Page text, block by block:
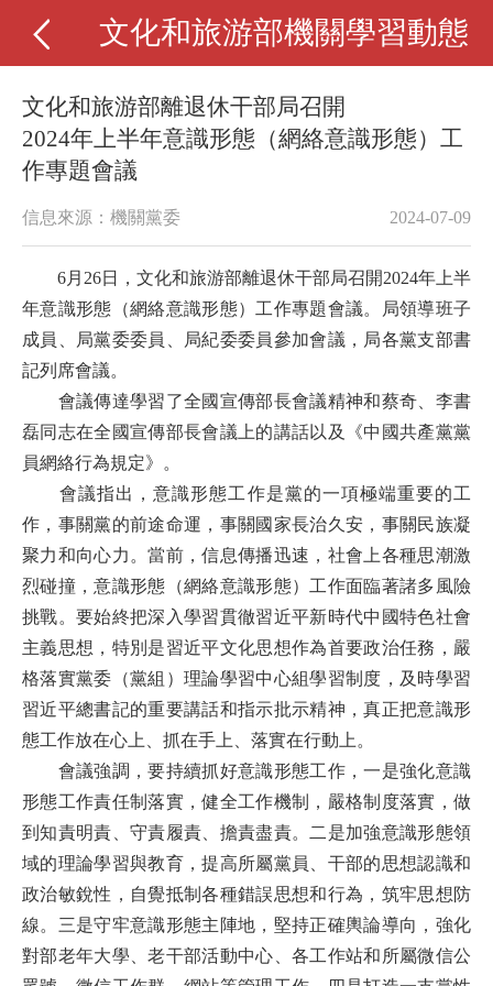
文化和旅游部機關學習動態
文化和旅游部離退休干部局召開
2024年上半年意識形態（網絡意識形態）工
作專題會議
信息來源：機關黨委 2024-07-09
6月26日，文化和旅游部離退休干部局召開2024年上半
年意識形態（網絡意識形態）工作專題會議。局領導班子
成員、局黨委委員、局紀委委員參加會議 ， 局各黨支部書
記列席會議。
會議傳達學習了全國宣傳部長會議精神和蔡奇、李書
磊同志在全國宣傳部長會議上的講話以及《中國共產黨黨
員網絡行為規定》。
會議指出，意識形態工作是黨的一項極端重要的工
作，事關黨的前途命運，事關國家長治久安，事關民族凝
聚力和向心力。當前，信息傳播迅速， 社會上各種思潮激
烈碰撞，意識形態（網絡意識形態）工作面臨著諸多 風險
挑戰。 要始終把深入學習貫徹習近平新時代中國特色社會
主義思想 ， 特別是習近平文化思想作為首要政治任務，嚴
格落實黨委 （黨組）理論學習中心組學習制度，及時學習
習近平總書記的重要講話和指示批示精神，真正把意識形
態工作放在心上、抓在手上、落實在行動上。
會議強調，要持續抓好意識形態工作，一是強化意識
形態工作責任制落實，健全工作機制，嚴格制度落實，做
到知責明責、守責履責、擔責盡責。 二是加強意識形態領
域的理論學習與教育，提高所屬黨員
干部的思想認識和
政治敏銳性，自覺抵制各種錯誤思想和行為，筑牢思想防
線。 三是守牢意識形態主陣地，堅持正確輿論導向，強化
對部老年大學、老干部活動中心、各工作站和所屬微信公